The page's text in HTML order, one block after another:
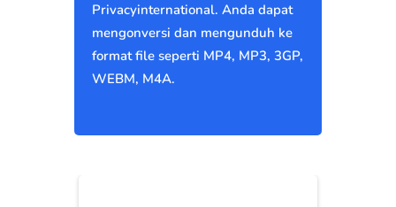
Privacyinternational. Anda dapat
mengonversi dan mengunduh ke
format file seperti MP4, MP3, 3GP,
WEBM, M4A.